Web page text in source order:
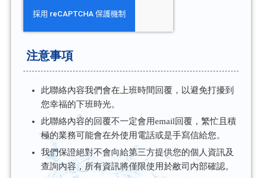
注意事項
此聯絡內容我們會在上班時間回覆，以避免打擾到
您幸福的下班時光。
此聯絡內容的回覆不一定會用email回覆，繁忙且積
極的業務可能會在外使用電話或是手寫信給您。
我們保證絕對不會向給第三方提供您的個人資訊及
查詢內容，所有資訊將僅限使用於敝司內部確認。